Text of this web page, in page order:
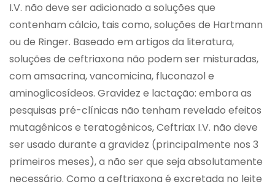
I.V. não deve ser adicionado a soluções que
contenham cálcio, tais como, soluções de Hartmann
ou de Ringer. Baseado em artigos da literatura,
soluções de ceftriaxona não podem ser misturadas,
com amsacrina, vancomicina, fluconazol e
aminoglicosídeos. Gravidez e lactação: embora as
pesquisas pré-clínicas não tenham revelado efeitos
mutagênicos e teratogênicos, Ceftriax I.V. não deve
ser usado durante a gravidez (principalmente nos 3
primeiros meses), a não ser que seja absolutamente
necessário. Como a ceftriaxona é excretada no leite